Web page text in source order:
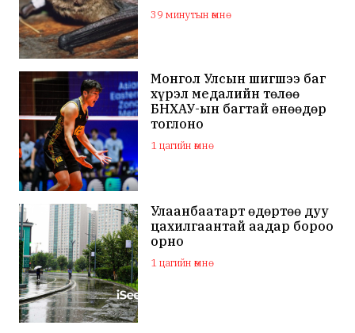
үүрлэж байна
39 минутын өмнө
Монгол Улсын шигшээ баг
хүрэл медалийн төлөө
БНХАУ-ын багтай өнөөдөр
тоглоно
1 цагийн өмнө
Улаанбаатарт өдөртөө дуу
цахилгаантай аадар бороо
орно
1 цагийн өмнө